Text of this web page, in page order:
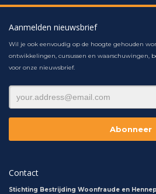
Aanmelden nieuwsbrief
Wil je ook eenvoudig op de hoogte gehouden
ontwikkelingen, cursussen en waarschuwingen,
voor onze nieuwsbrief.
Contact
Stichting Bestrijding Woonfraude en